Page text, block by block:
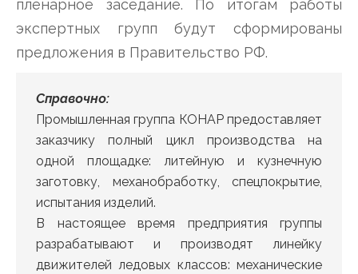
пленарное заседание. По итогам работы
экспертных групп будут сформированы
предложения в Правительство РФ.
Справочно:
Промышленная группа КОНАР предоставляет
заказчику полный цикл производства на
одной площадке: литейную и кузнечную
заготовку, механобработку, спецпокрытие,
испытания изделий.
В настоящее время предприятия группы
разрабатывают и производят линейку
движителей ледовых классов: механические